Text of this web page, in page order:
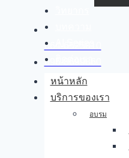
064-6525810
096-8699860
หน้าหลัก
บริการของเรา
อบรม